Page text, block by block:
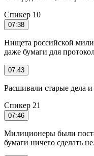
Спикер 10
07:38
Нищета российской
даже бумаги для
07:43
Расшивали старые дела
Спикер 21
07:46
Милиционеры были
бумаги ничего сделать